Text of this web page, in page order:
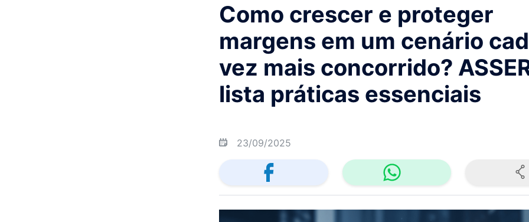
Como crescer e proteger
margens em um cenário
vez mais concorrido?
lista práticas essenciais
23/09/2025